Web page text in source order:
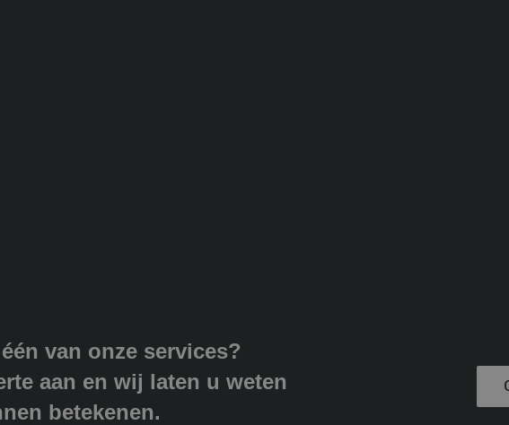
van onze services?
aan en wij laten u weten
betekenen.